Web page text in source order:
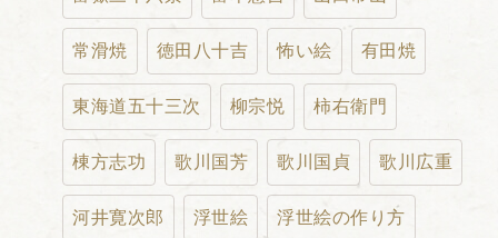
常滑焼 徳田八十吉 怖い絵 有田焼
東海道五十三次 柳宗悦 柿右衛門
棟方志功 歌川国芳 歌川国貞 歌川広重
河井寛次郎 浮世絵 浮世絵の作り方